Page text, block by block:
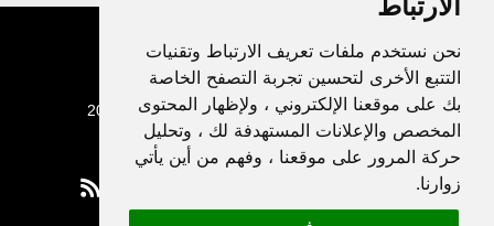
نحن نستخدم ملفات تعريف الارتباط وتقنيات
التتبع الأخرى لتحسين تجربة التصفح الخاصة
بك على موقعنا الإلكتروني ، ولإظهار المحتوى
المخصص والإعلانات المستهدفة لك ، وتحليل
حركة المرور على موقعنا ، وفهم من أين يأتي
زوارنا.
جميع الحقوق محفوظة لدنيا الوطن © 2003 - 2022